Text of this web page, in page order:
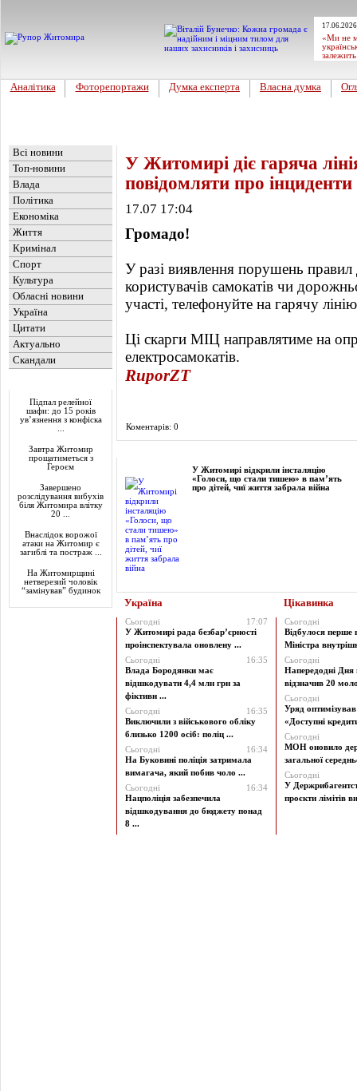
«Ми не
Аналітика Фоторепортажи Думка експерта Власна думка
Всі новини
Топ-новини
Влада
Політика
Економіка
Життя
Кримінал
Спорт
Культура
Обласні новини
Україна
Цитати
Актуально
Скандали
Підпал релейної
шафи: до 15 років
ув’язнення з конфіска
Завтра Житомир
прощатиметься з
Героєм
Завершено
розслідування вибухів
біля Житомира влітку
20 ...
Внаслідок ворожої
атаки на Житомир є
загиблі та постраж ...
На Житомирщині
нетверезий чоловік
“замінував” будинок
У Житомирі діє гаряча
повідомляти про
17.07 17:04
Громадо!
У разі виявлення порушень
користувачів самокатів чи
участі, телефонуйте на гарячу
Ці скарги МІЦ направлятиме на
електросамокатів.
RuporZT
Коментарів: 0
У Житомирі відкрили інсталяцію
«Голоси, що стали тишею» в пам’ять
про дітей, чиї життя забрала війна
Україна Цікавинка
Сьогодні
17:07
У Житомирі рада безбар’єрності
проінспектувала оновлену ...
Сьогодні
16:35
Влада Бородянки має
відшкодувати 4,4 млн грн за
фіктивн ...
Сьогодні
16:35
Виключили з військового обліку
близько 1200 осіб: поліц ...
Сьогодні
16:34
На Буковині поліція затримала
вимагача, який побив чоло ...
Сьогодні
16:34
Нацполіція забезпечила
відшкодування до бюджету понад
8 ...
Сьогодні
Відбулося перше
Міністра
Сьогодні
Напередодні Дня
відзначив 20
Сьогодні
Уряд
«Доступні
Сьогодні
МОН оновило
загальної
Сьогодні
У
проєкти лімітів